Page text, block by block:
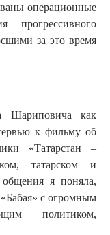
операционные
прогрессивного
за это время
Шариповича как
к фильму об
«Татарстан –
татарском и
я поняла,
с огромным
политиком,